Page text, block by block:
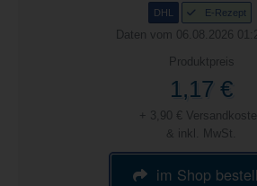
DHL E-Rezept
Daten vom 06.08.2026
Produktpreis
1,17 €
+ 3,90 €
& inkl. MwSt.
im Shop